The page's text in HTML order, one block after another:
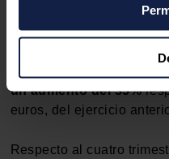
el Menú de
Si lo permite, también
Recopilar
geográfica que
metros
para buscar
A fecha 31 de diciembre
un aumento del 35%
euros, del ejercicio
Respecto al cuatro